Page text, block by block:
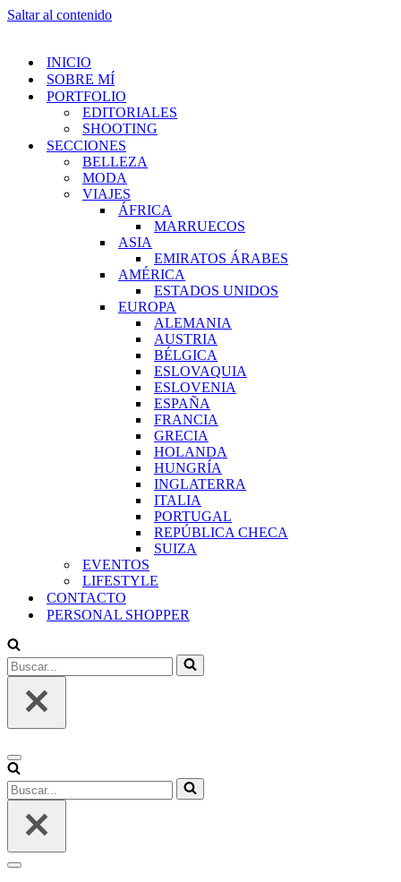
Saltar al contenido
INICIO
SOBRE MÍ
PORTFOLIO
EDITORIALES
SHOOTING
SECCIONES
BELLEZA
MODA
VIAJES
ÁFRICA
MARRUECOS
ASIA
EMIRATOS ÁRABES
AMÉRICA
ESTADOS UNIDOS
EUROPA
ALEMANIA
AUSTRIA
BÉLGICA
ESLOVAQUIA
ESLOVENIA
ESPAÑA
FRANCIA
GRECIA
HOLANDA
HUNGRÍA
INGLATERRA
ITALIA
PORTUGAL
REPÚBLICA CHECA
SUIZA
EVENTOS
LIFESTYLE
CONTACTO
PERSONAL SHOPPER
Buscar...
Menú
de
navegación
Buscar...
Menú